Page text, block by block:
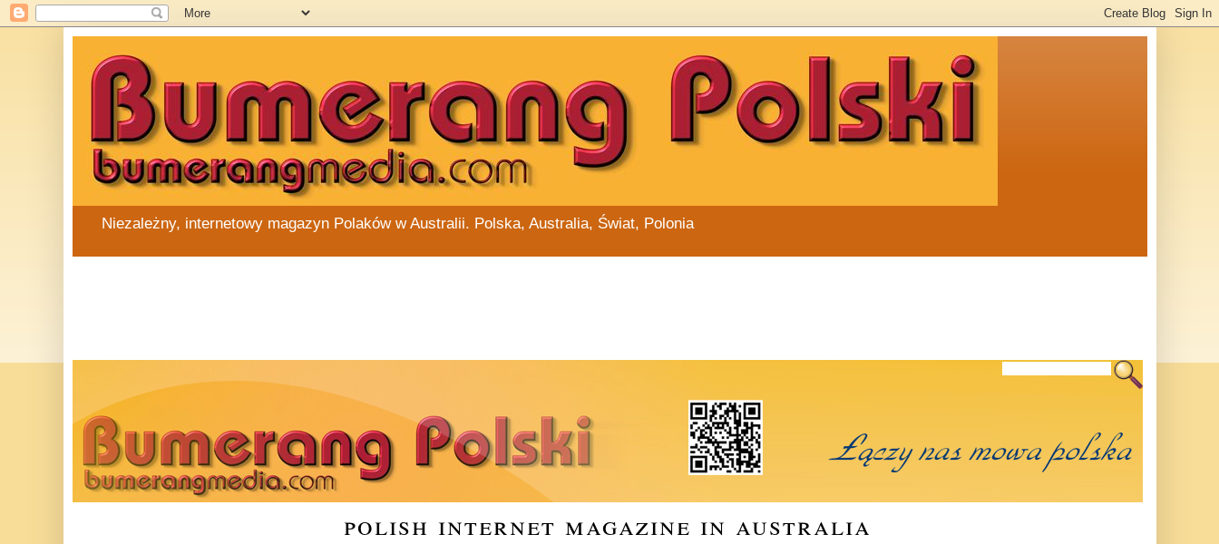
Niezależny, internetowy magazyn Polaków w Australii. Polska, Australia, Świat, Polonia
polish internet magazine in australia